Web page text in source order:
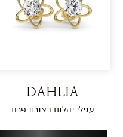
DAHLIA
עגילי יהלום בצורת פרח